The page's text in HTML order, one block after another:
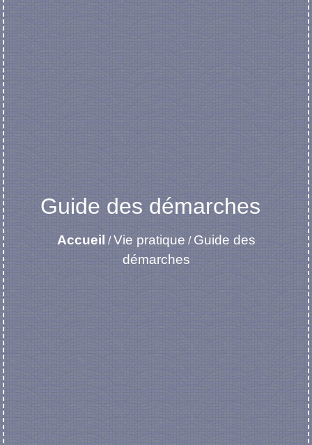
Guide des démarches
Accueil /Vie pratique / Guide des
démarches